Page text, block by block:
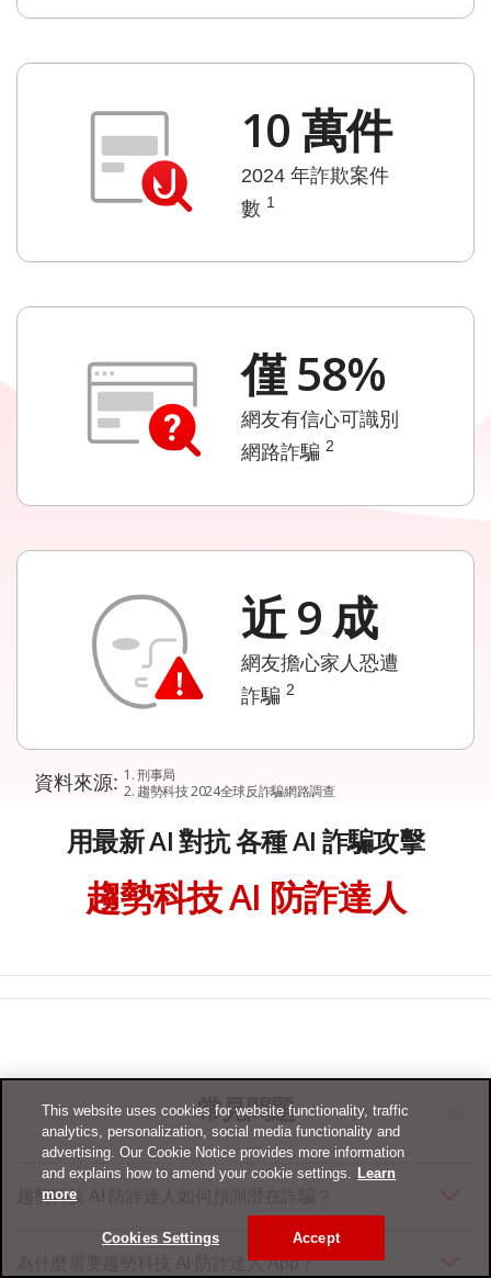
10 萬件
2024 年詐欺案件
數 1
僅 58%
網友有信心可識別
網路詐騙 2
近 9 成
網友擔心家人恐遭
詐騙 2
資料來源: 1. 刑事局
2. 趨勢科技 2024全球反詐騙網路調查
用最新 AI 對抗 各種 AI 詐騙攻擊
趨勢科技 AI 防詐達人
常見問題
趨勢科技 AI 防詐達人如何預測潛在詐騙？
為什麼需要趨勢科技 AI 防詐達人 App？
This website uses cookies for website functionality, traffic
analytics, personalization, social media functionality and
advertising. Our Cookie Notice provides more information
and explains how to amend your cookie settings. Learn
more
Cookies Settings Accept